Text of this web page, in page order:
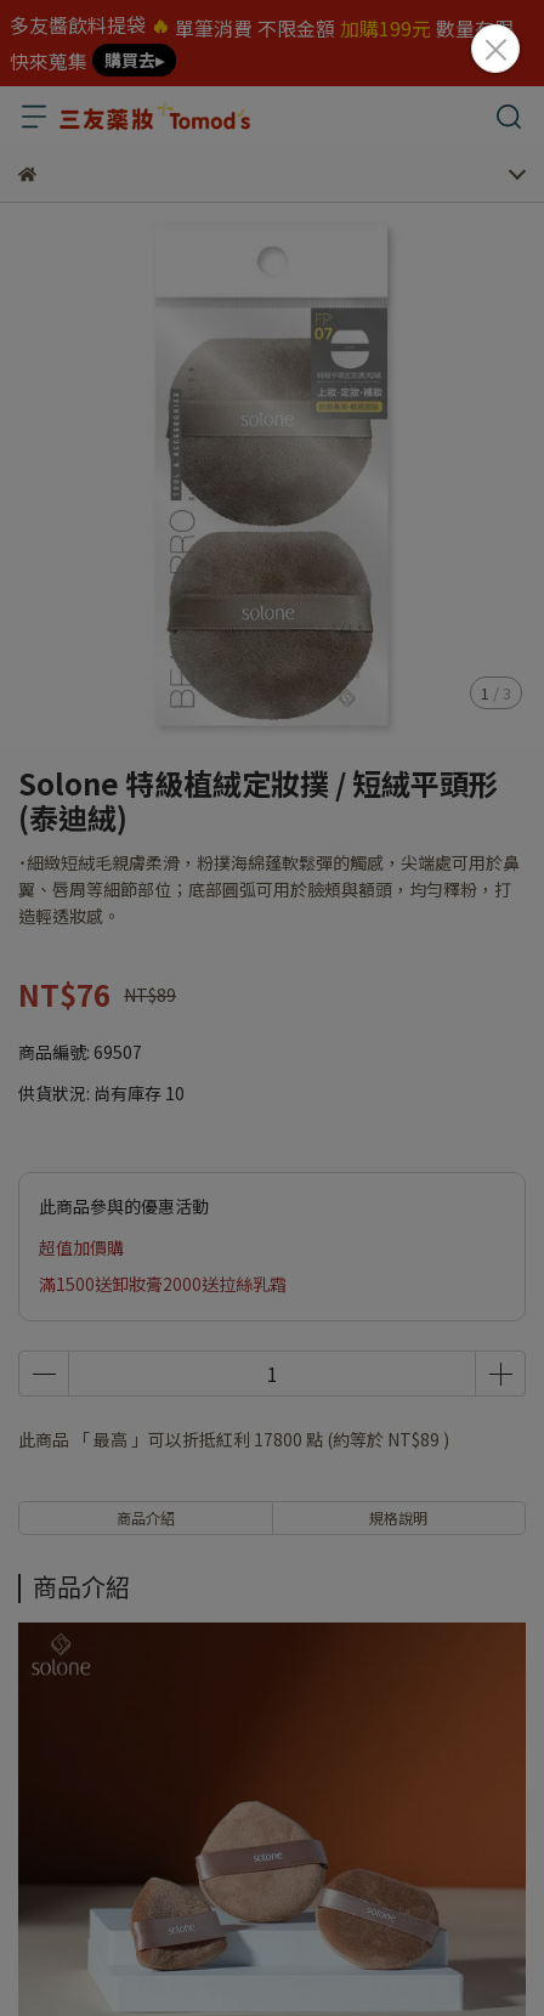
多友醬飲料提袋 🔥 單筆消費 不限金額 加購199元 數量有限
快來蒐集
購買去▸
1 / 3
Solone 特級植絨定妝撲 / 短絨平頭形
(泰迪絨)
˙細緻短絨毛親膚柔滑，粉撲海綿蓬軟鬆彈的觸感，尖端處可用於鼻
翼、唇周等細節部位；底部圓弧可用於臉頰與額頭，均勻釋粉，打
造輕透妝感。
NT$76 NT$89
商品編號: 69507
供貨狀況: 尚有庫存 10
此商品參與的優惠活動
超值加價購
滿1500送卸妝膏2000送拉絲乳霜
此商品 「 最高 」可以折抵紅利 17800 點 (約等於 NT$89 )
商品介紹 規格說明
商品介紹